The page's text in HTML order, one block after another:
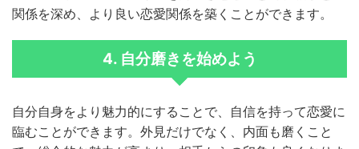
関係を深め、より良い恋愛関係を築くことができます。
4. 自分磨きを始めよう
自分自身をより魅力的にすることで、自信を持って恋愛に
臨むことができます。外見だけでなく、内面も磨くこと